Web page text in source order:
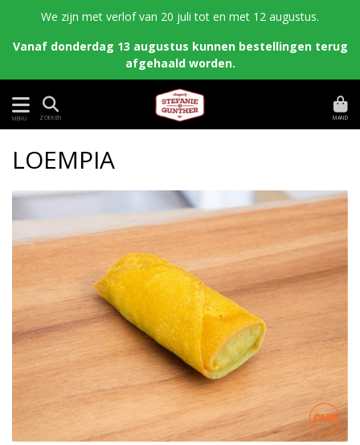
We zijn met verlof van 20 juli tot en met 12 augustus.
Vanaf donderdag 13 augustus kunnen bestellingen terug
afgehaald worden.
MENU ZOEKEN MAND
LOEMPIA